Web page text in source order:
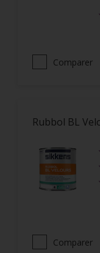
Comparer
Rubbol BL
Comparer